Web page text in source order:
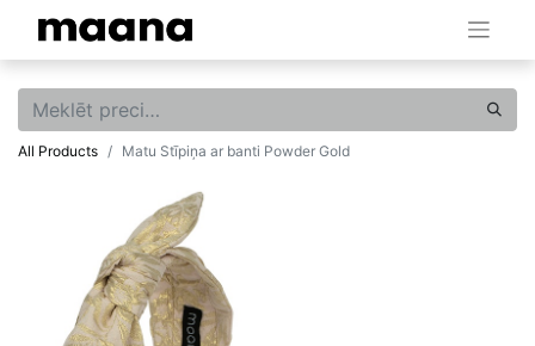
All Products Matu Stīpiņa ar banti Powder Gold